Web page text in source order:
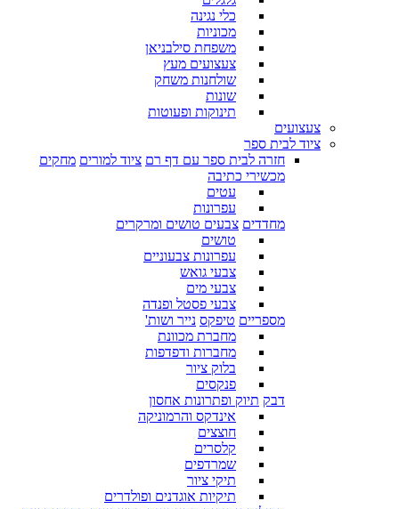
כלי נגינה
מכוניות
משפחת סילבניאן
צעצועים מעץ
שולחנות משחק
שונות
תינוקות ופעוטות
צעצועים
ציוד לבית ספר
חזרה לבית ספר עם דף רם ציוד למורים מחקים
מכשירי כתיבה
עטים
עפרונות
מחדדים צבעים טושים ומרקרים
טושים
עפרונות צבעוניים
צבעי גואש
צבעי מים
צבעי פסטל ופנדה
מספריים טיפקס נייר ושות'
מחברת מכוונת
מחברות ודפדפות
בלוק ציור
פנקסים
דבק תיוק ופתרונות אחסון
אינדקס והרמוניקה
חוצצים
קלסרים
שמרדפים
תיקי ציור
תיקיות אוגדנים ופולדרים